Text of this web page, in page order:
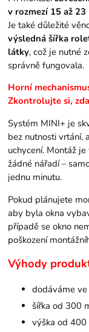
v rozmezí 15 až 23
Je také důležité
výsledná šířka
látky, což je nutné
správně fungovala.
Horní
Zkontrolujte si,
Systém MINI+ je
bez nutnosti vrtání,
uchycení. Montáž
žádné nářadí –
jednu minutu.
Pokud plánujete
aby byla okna
případě se okno
poškození
Výhody
dodáváme
šířka od 300
výška od